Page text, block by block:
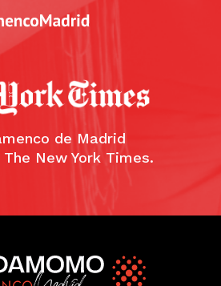
de Madrid
New York Times.